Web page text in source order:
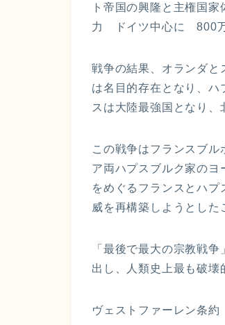
ト帝国の興隆と主権国
力 ドイツ中心に 800万
戦争の結果、オランダと
は名目的存在となり、
スは大陸最強国となり、
この戦争はフランスブル
ア両ハプスブルク家の
をめぐるフランスとハ
威を再構築しようとした
「最後で最大の宗教戦
出し、人類史上最も破壊
ヴェストファーレン条約